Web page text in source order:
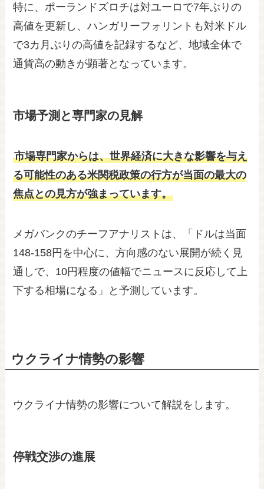
特に、ポーランドズロチは対ユーロで7年ぶりの
高値を更新し、ハンガリーフォリントも対米ドル
で3カ月ぶりの高値を記録するなど、地域全体で
通貨高の動きが顕著となっています。
市場予測と専門家の見解
市場専門家からは、世界経済に大きな影響を与え
る可能性のある米関税政策の行方が当面の最大の
焦点との見方が強まっています。
メガバンクのチーフアナリストは、「ドルは当面
148-158円を中心に、方向感のない展開が続く見
通しで、10円程度の値幅でニュースに反応して上
下する相場になる」と予測しています。
ウクライナ情勢の影響
ウクライナ情勢の影響について解説をします。
停戦交渉の進展